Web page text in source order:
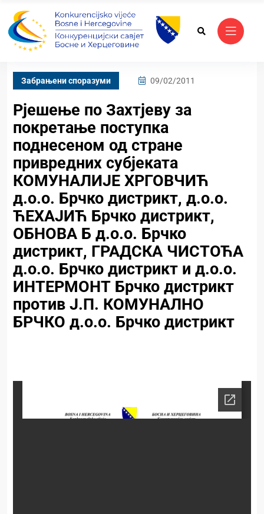
Забрањени споразуми 09/02/2011
Рјешење по Захтјеву за
покретање поступка
поднесеном од стране
привредних субјеката
КОМУНАЛИЈЕ ХРГОВЧИЋ
д.о.о. Брчко дистрикт, д.о.о.
ЋЕХАЈИЋ Брчко дистрикт,
ОБНОВА Б д.о.о. Брчко
дистрикт, ГРАДСКА ЧИСТОЋА
д.о.о. Брчко дистрикт и д.о.о.
ИНТЕРМОНТ Брчко дистрикт
против Ј.П. КОМУНАЛНО
БРЧКО д.о.о. Брчко дистрикт